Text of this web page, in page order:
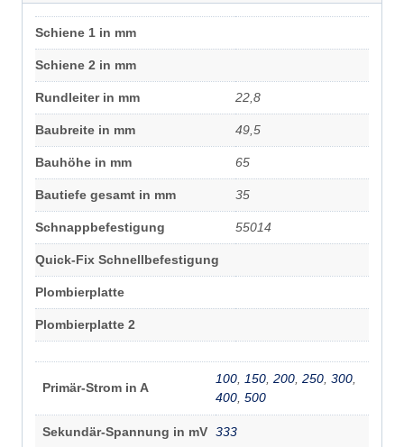
Schiene 1 in mm
Schiene 2 in mm
Rundleiter in mm 22,8
Baubreite in mm 49,5
Bauhöhe in mm 65
Bautiefe gesamt in mm 35
Schnappbefestigung 55014
Quick-Fix Schnellbefestigung
Plombierplatte
Plombierplatte 2
Primär-Strom in A
100, 150, 200, 250, 300,
400, 500
Sekundär-Spannung in mV 333